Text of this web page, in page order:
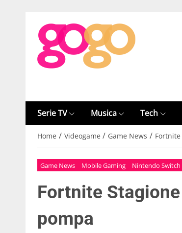
Serie TV Musica Tech
Home / Videogame / Game News /
Game News Mobile Gaming Nintendo Switch
Fortnite
pompa